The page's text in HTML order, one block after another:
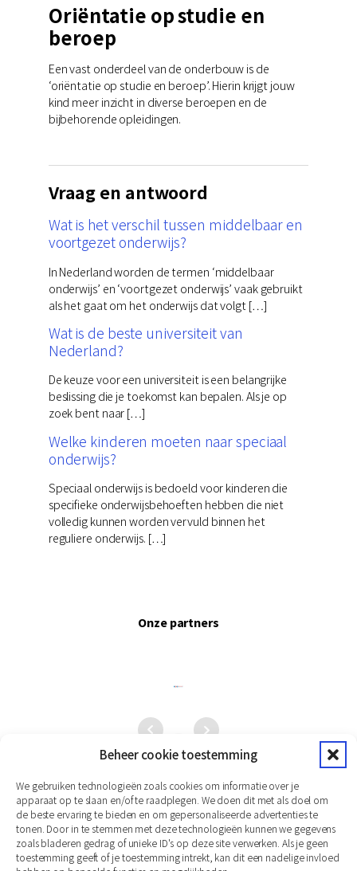
Beheer cookie toestemming
We gebruiken technologieën zoals cookies om informatie over je
apparaat op te slaan en/of te raadplegen. We doen dit met als doel om
de beste ervaring te bieden en om gepersonaliseerde advertenties te
tonen. Door in te stemmen met deze technologieën kunnen we gegevens
zoals bladeren gedrag of unieke ID's op deze site verwerken. Als je geen
toestemming geeft of je toestemming intrekt, kan dit een nadelige invloed
Oriëntatie op studie en
beroep
Een vast onderdeel van de onderbouw is de
‘oriëntatie op studie en beroep’. Hierin krijgt jouw
kind meer inzicht in diverse beroepen en de
bijbehorende opleidingen.
Vraag en antwoord
Wat is het verschil tussen middelbaar en
voortgezet onderwijs?
In Nederland worden de termen ‘middelbaar
onderwijs’ en ‘voortgezet onderwijs’ vaak gebruikt
als het gaat om het onderwijs dat volgt […]
Wat is de beste universiteit van
Nederland?
De keuze voor een universiteit is een belangrijke
beslissing die je toekomst kan bepalen. Als je op
zoek bent naar […]
Welke kinderen moeten naar speciaal
onderwijs?
Speciaal onderwijs is bedoeld voor kinderen die
specifieke onderwijsbehoeften hebben die niet
volledig kunnen worden vervuld binnen het
reguliere onderwijs. […]
Onze partners